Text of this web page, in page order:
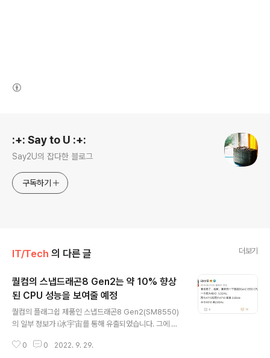
:+: Say to U :+:
Say2U의 잡다한 블로그
구독하기
IT/Tech 의 다른 글 더보기
퀄컴의 스냅드래곤8 Gen2는 약 10% 향상
된 CPU 성능을 보여줄 예정
퀄컴의 플래그쉽 제품인 스냅드래곤8 Gen2(SM8550)
의 일부 정보가 i冰宇宙를 통해 유출되었습니다. 그에 따
+ 2.5Ghz Cortex-A710 * 3개 + 1.8Ghz Cortex-A
0 0 2022. 9. 29.